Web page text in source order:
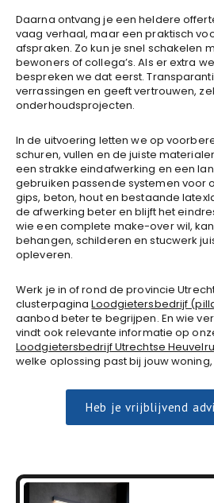
Daarna ontvang je een heldere
vaag verhaal, maar een praktisch
afspraken. Zo kun je snel schakelen
bewoners of collega’s. Als er extra
bespreken we dat eerst.
verrassingen en geeft vertrouwen,
onderhoudsprojecten.
In de uitvoering letten we op
schuren, vullen en de juiste
een strakke eindafwerking en een
gebruiken passende systemen voor
gips, beton, hout en bestaande
de afwerking beter en blijft het
wie een complete make-over wil,
behangen, schilderen en stucwerk
opleveren.
Werk je in of rond de provincie
clusterpaginaLoodgietersbedrijf
aanbod beter te begrijpen. En wie
vindt ook relevante informatie op
Loodgietersbedrijf Utrechtse
welke oplossing past bij jouw
Heb je vrijblijvend